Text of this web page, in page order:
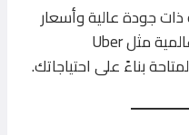
جودة عالية وأسعار
تنافسية، بالإضافة إلى شركات عالمية مثل Uber